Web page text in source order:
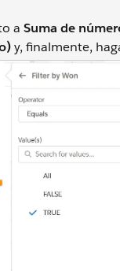
a Suma de
y, finalmente,